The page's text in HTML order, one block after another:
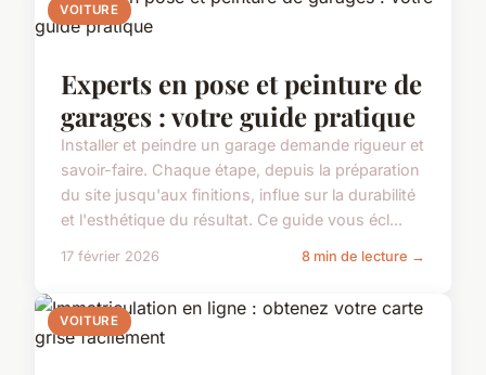
VOITURE
Experts en pose et peinture de
garages : votre guide pratique
Installer et peindre un garage demande rigueur et
savoir-faire. Chaque étape, depuis la préparation
du site jusqu'aux finitions, influe sur la durabilité
et l'esthétique du résultat. Ce guide vous écl...
17 février 2026 8 min de lecture →
VOITURE